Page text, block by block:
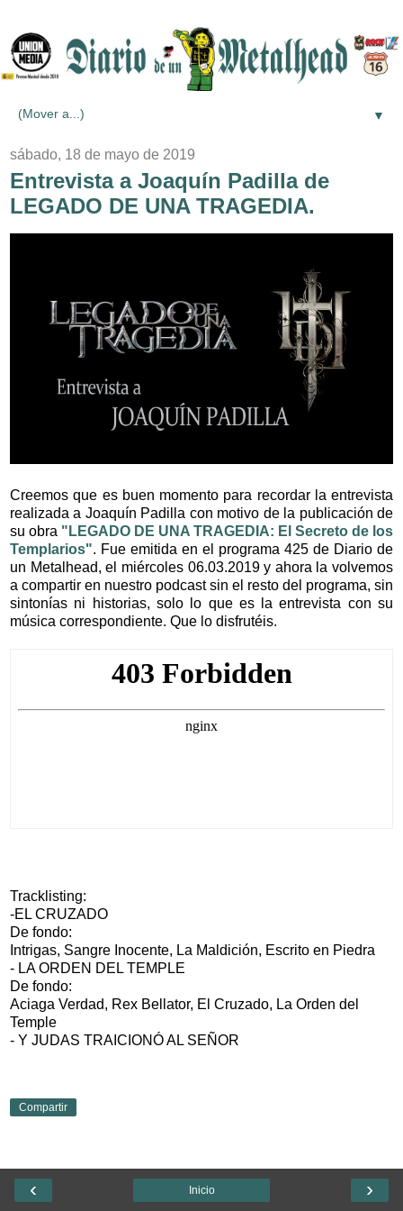
▼
sábado, 18 de mayo de 2019
Entrevista a Joaquín Padilla de
LEGADO DE UNA TRAGEDIA.
Creemos que es buen momento para recordar la entrevista
realizada a Joaquín Padilla con motivo de la publicación de
su obra "LEGADO DE UNA TRAGEDIA: El Secreto de los
Templarios". Fue emitida en el programa 425 de Diario de
un Metalhead, el miércoles 06.03.2019 y ahora la volvemos
a compartir en nuestro podcast sin el resto del programa, sin
sintonías ni historias, solo lo que es la entrevista con su
música correspondiente. Que lo disfrutéis.
Tracklisting:
-EL CRUZADO
De fondo:
Intrigas, Sangre Inocente, La Maldición, Escrito en Piedra
- LA ORDEN DEL TEMPLE
De fondo:
Aciaga Verdad, Rex Bellator, El Cruzado, La Orden del
Temple
- Y JUDAS TRAICIONÓ AL SEÑOR
Compartir
‹ ›
Inicio